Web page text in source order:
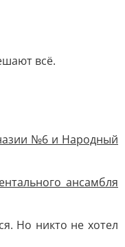
всё.
№6 и Народный
ансамбля
Но никто не хотел